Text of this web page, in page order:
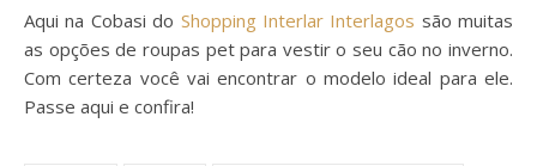
Aqui na Cobasi do Shopping Interlar Interlagos são muitas
as opções de roupas pet para vestir o seu cão no inverno.
Com certeza você vai encontrar o modelo ideal para ele.
Passe aqui e confira!